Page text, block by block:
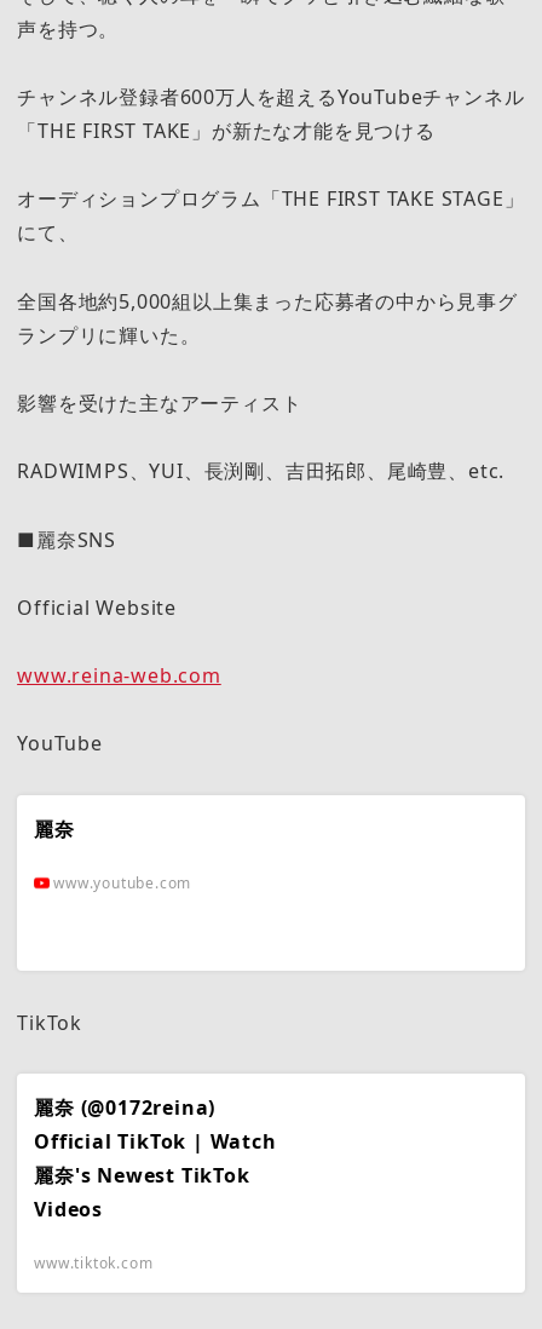
声を持つ。
チャンネル登録者600万人を超えるYouTubeチャンネル
「THE FIRST TAKE」が新たな才能を見つける
オーディションプログラム「THE FIRST TAKE STAGE」
にて、
全国各地約5,000組以上集まった応募者の中から見事グ
ランプリに輝いた。
影響を受けた主なアーティスト
RADWIMPS、YUI、長渕剛、吉田拓郎、尾崎豊、etc.
■麗奈SNS
Official Website
www.reina-web.com
YouTube
麗奈
www.youtube.com
TikTok
麗奈 (@0172reina)
Official TikTok | Watch
麗奈's Newest TikTok
Videos
www.tiktok.com